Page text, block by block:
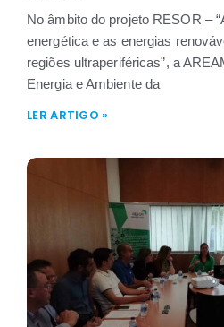
No âmbito do projeto RESOR –
energética e as energias
regiões ultraperiféricas”, a
Energia e Ambiente da
LER ARTIGO »